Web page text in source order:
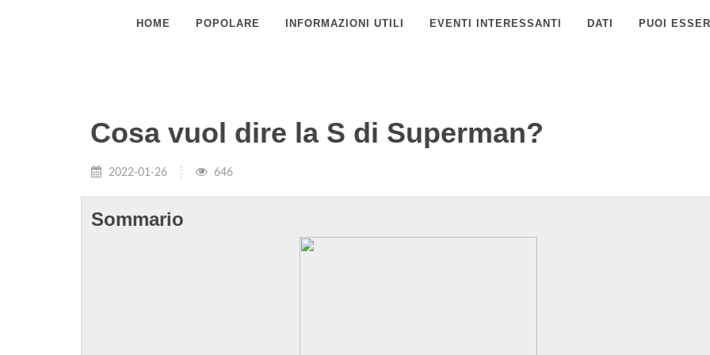
HOME POPOLARE INFORMAZIONI UTILI EVENTI INTERESSANTI DATI PUOI
Cosa vuol dire la S di Superman?
2022-01-26 646
Sommario